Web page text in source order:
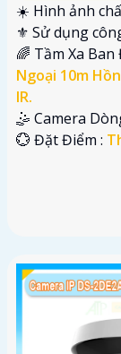
☀️ Hình ảnh
⚜️ Sử dụng
🌈 Tầm Xa Ban
Ngoại 10m
IR.
🤹 Camera
️💮 Đặt Điểm :